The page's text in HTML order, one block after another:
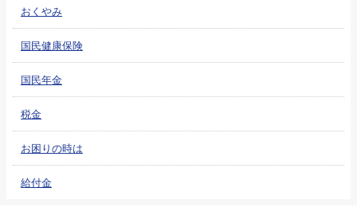
おくやみ
国民健康保険
国民年金
税金
お困りの時は
給付金